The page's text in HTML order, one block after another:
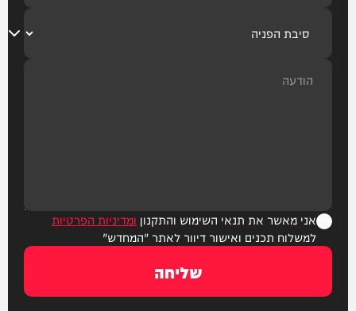
אני מאשר את תנאי השימוש והתקנון ומדיניות הפרטיות
למשלוח תכנים ואישור דיוור לאתר "המחדש"
שליחה